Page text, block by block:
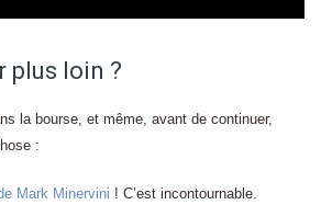
plus loin ?
la bourse, et même, avant de continuer,
:
Mark Minervini ! C’est incontournable.